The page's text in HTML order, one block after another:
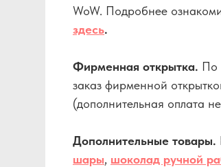
WoW. Подробнее
здесь.
Фирменная открытка. По
заказ фирменной
(дополнительная оплата
Дополнительные товары.
шары, шоколад ручной